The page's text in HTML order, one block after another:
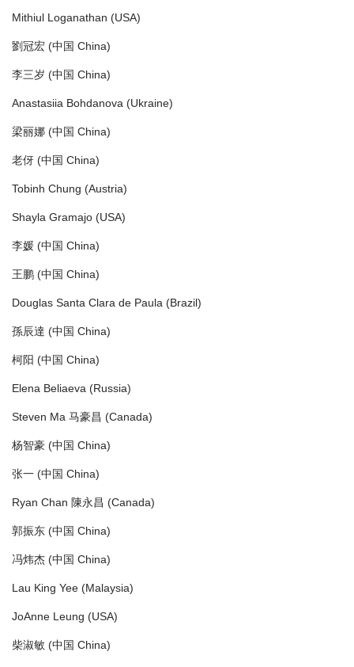
Mithiul Loganathan (USA)
劉冠宏 (中国 China)
李三岁 (中国 China)
Anastasiia Bohdanova (Ukraine)
梁丽娜 (中国 China)
老伢 (中国 China)
Tobinh Chung (Austria)
Shayla Gramajo (USA)
李媛 (中国 China)
王鹏 (中国 China)
Douglas Santa Clara de Paula (Brazil)
孫辰達 (中国 China)
柯阳 (中国 China)
Elena Beliaeva (Russia)
Steven Ma 马豪昌 (Canada)
杨智豪 (中国 China)
张一 (中国 China)
Ryan Chan 陳永昌 (Canada)
郭振东 (中国 China)
冯炜杰 (中国 China)
Lau King Yee (Malaysia)
JoAnne Leung (USA)
柴淑敏 (中国 China)